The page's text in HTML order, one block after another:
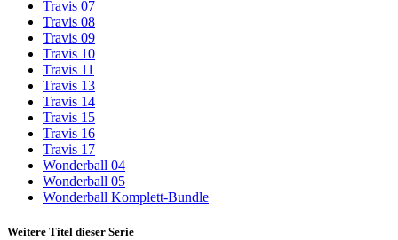
Travis 07
Travis 08
Travis 09
Travis 10
Travis 11
Travis 13
Travis 14
Travis 15
Travis 16
Travis 17
Wonderball 04
Wonderball 05
Wonderball Komplett-Bundle
Weitere Titel dieser Serie